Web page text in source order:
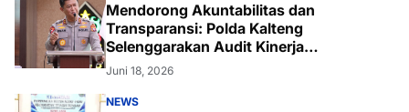
Mendorong Akuntabilitas dan
Transparansi: Polda Kalteng
Selenggarakan Audit Kinerja
Komprehensif Bersama Itwasum Polri
Juni 18, 2026
NEWS